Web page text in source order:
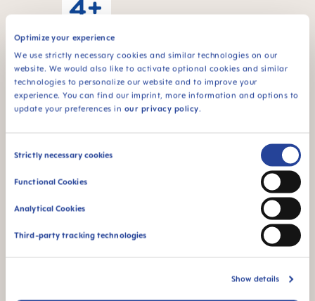
Optimize your experience
We use strictly necessary cookies and similar technologies on our
website. We would also like to activate optional cookies and similar
technologies to personalize our website and to improve your
experience. You can find our imprint, more information and options to
update your preferences in our privacy policy.
Consent
Strictly necessary cookies
Functional Cookies
Analytical Cookies
Third-party tracking technologies
Show details
For babyer fra 4
måneder
¹ Markedsundersøkelse 2009–2023, testet med 1,808 barn.
FAQ